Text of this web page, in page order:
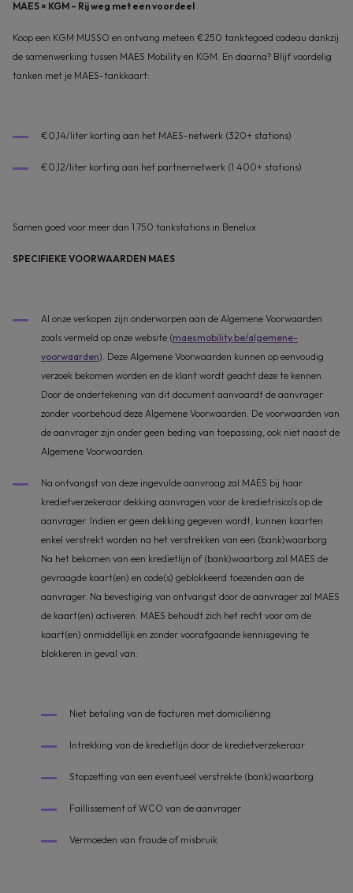
MAES × KGM – Rij weg met een voordeel
Koop een KGM MUSSO en ontvang meteen €250 tanktegoed cadeau dankzij
de samenwerking tussen MAES Mobility en KGM. En daarna? Blijf voordelig
tanken met je MAES-tankkaart:
€0,14/liter korting aan het MAES-netwerk (320+ stations)
€0,12/liter korting aan het partnernetwerk (1.400+ stations)
Samen goed voor meer dan 1.750 tankstations in Benelux.
SPECIFIEKE VOORWAARDEN MAES
Al onze verkopen zijn onderworpen aan de Algemene Voorwaarden
zoals vermeld op onze website (maesmobility.be/algemene-
voorwaarden). Deze Algemene Voorwaarden kunnen op eenvoudig
verzoek bekomen worden en de klant wordt geacht deze te kennen.
Door de ondertekening van dit document aanvaardt de aanvrager
zonder voorbehoud deze Algemene Voorwaarden. De voorwaarden van
de aanvrager zijn onder geen beding van toepassing, ook niet naast de
Algemene Voorwaarden.
Na ontvangst van deze ingevulde aanvraag zal MAES bij haar
kredietverzekeraar dekking aanvragen voor de kredietrisico's op de
aanvrager. Indien er geen dekking gegeven wordt, kunnen kaarten
enkel verstrekt worden na het verstrekken van een (bank)waarborg.
Na het bekomen van een kredietlijn of (bank)waarborg zal MAES de
gevraagde kaart(en) en code(s) geblokkeerd toezenden aan de
aanvrager. Na bevestiging van ontvangst door de aanvrager zal MAES
de kaart(en) activeren. MAES behoudt zich het recht voor om de
kaart(en) onmiddellijk en zonder voorafgaande kennisgeving te
blokkeren in geval van:
Niet betaling van de facturen met domiciliëring
Intrekking van de kredietlijn door de kredietverzekeraar
Stopzetting van een eventueel verstrekte (bank)waarborg
Faillissement of WCO van de aanvrager
Vermoeden van fraude of misbruik